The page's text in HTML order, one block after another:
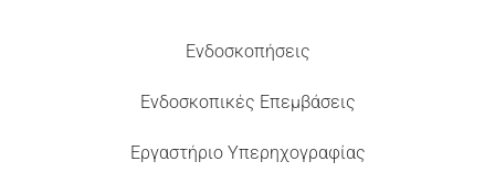
Ενδοσκοπήσεις
Ενδοσκοπικές Επεμβάσεις
Εργαστήριο Υπερηχογραφίας